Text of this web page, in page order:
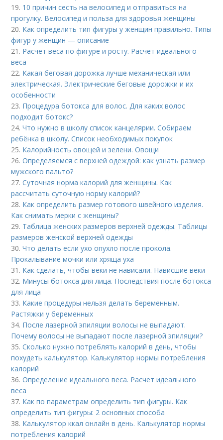
19. 10 причин сесть на велосипед и отправиться на
прогулку. Велосипед и польза для здоровья женщины
20. Как определить тип фигуры у женщин правильно. Типы
фигур у женщин — описание
21. Расчет веса по фигуре и росту. Расчет идеального
веса
22. Какая беговая дорожка лучше механическая или
электрическая. Электрические беговые дорожки и их
особенности
23. Процедура ботокса для волос. Для каких волос
подходит ботокс?
24.Что нужно в школу список канцелярии. Собираем
ребёнка в школу. Список необходимых покупок
25. Калорийность овощей и зелени. Овощи
26.Определяемся с верхней одеждой: как узнать размер
мужского пальто?
27.Суточная норма калорий для женщины. Как
рассчитать суточную норму калорий?
28. Как определить размер готового швейного изделия.
Как снимать мерки с женщины?
29. Таблица женских размеров верхней одежды. Таблицы
размеров женской верхней одежды
30.Что делать если ухо опухло после прокола.
Прокалывание мочки или хряща уха
31. Как сделать, чтобы веки не нависали. Нависшие веки
32. Минусы ботокса для лица. Последствия после ботокса
для лица
33. Какие процедуры нельзя делать беременным.
Растяжки у беременных
34. После лазерной эпиляции волосы не выпадают.
Почему волосы не выпадают после лазерной эпиляции?
35.Сколько нужно потреблять калорий в день, чтобы
похудеть калькулятор. Калькулятор нормы потребления
калорий
36.Определение идеального веса. Расчет идеального
веса
37. Как по параметрам определить тип фигуры. Как
определить тип фигуры: 2 основных способа
38. Калькулятор ккал онлайн в день. Калькулятор нормы
потребления калорий